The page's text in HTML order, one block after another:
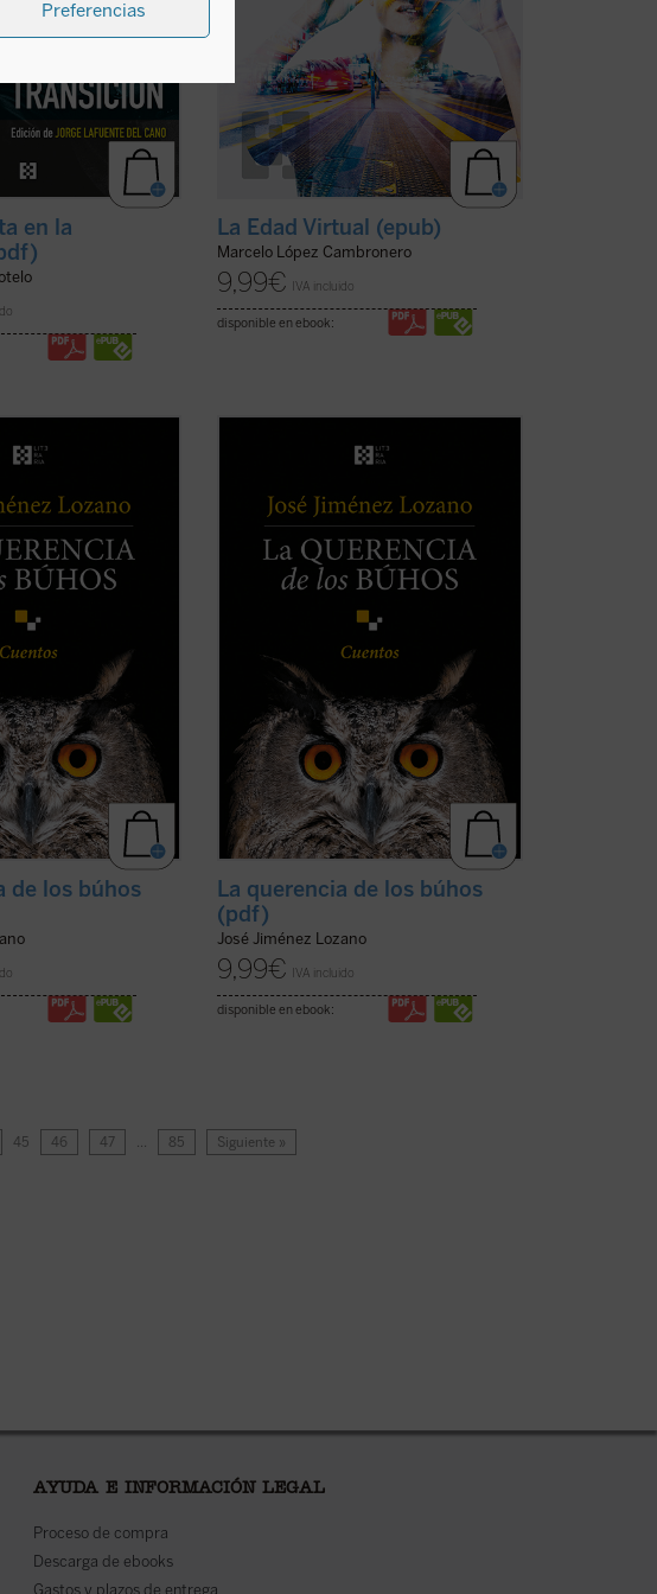
Preferencias
en la
La Edad Virtual (epub)
Marcelo López Cambronero
9,99€ IVA incluido
disponible en ebook:
veintiocho historias,
cuyos recuerdos y
en relatos
aquellos instantes
más verdadera. ...
de los búhos
Este libro recoge veintiocho historias,
universo del autor, cuyos recuerdos y
vivencias son transformados en relatos
que nos sitúan ante aquellos instantes
de la vida que la hacen más verdadera. ...
(ver ficha)
La querencia de los búhos
(pdf)
José Jiménez Lozano
9,99€ IVA incluido
disponible en ebook:
45 46 47 … 85 Siguiente »
AYUDA E INFORMACIÓN LEGAL
Proceso de compra
Descarga de ebooks
Gastos y plazos de entrega